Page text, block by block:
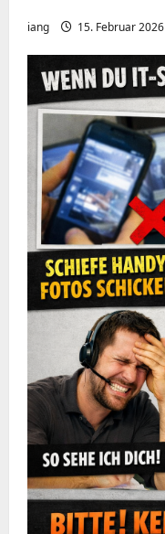
iang 15. Februar 2026